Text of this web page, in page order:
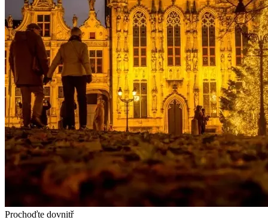
Prochoďte dovnitř